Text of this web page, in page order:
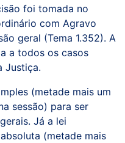
foi tomada no
com Agravo
geral (Tema 1.352). A
a todos os casos
Justiça.
(metade mais um
sessão) para ser
Já a lei
(metade mais